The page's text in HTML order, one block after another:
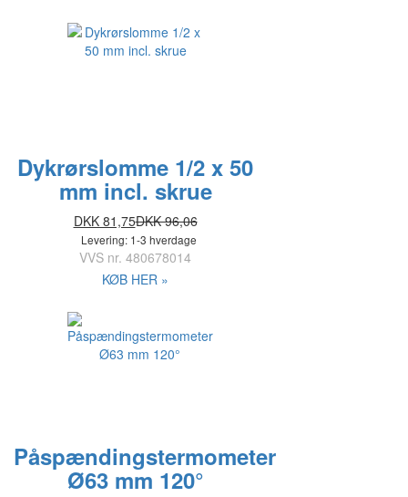
Dykrørslomme 1/2 x 50
mm incl. skrue
DKK 81,75DKK 96,06
Levering: 1-3 hverdage
VVS nr. 480678014
KØB HER »
Påspændingstermometer
Ø63 mm 120°